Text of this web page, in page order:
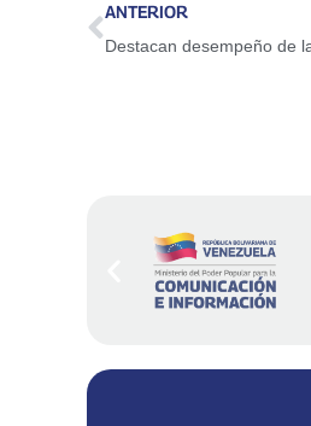
ANTERIOR
Destacan desempeño de